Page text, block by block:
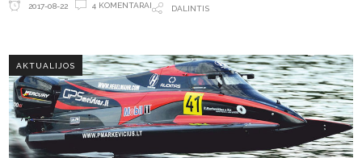
2017-08-22 4 KOMENTARAI DALINTIS
AKTUALIJOS